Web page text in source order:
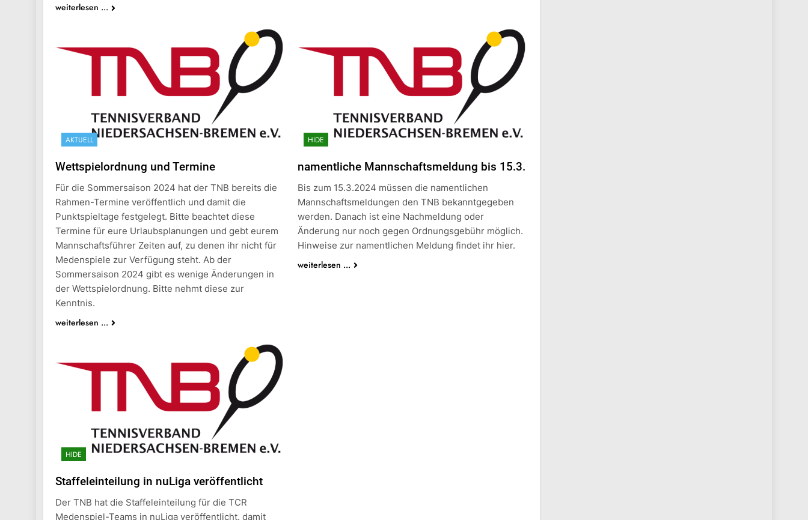
weiterlesen ...
AKTUELL
Wettspielordnung und Termine
Für die Sommersaison 2024 hat der TNB bereits die
Rahmen-Termine veröffentlich und damit die
Punktspieltage festgelegt. Bitte beachtet diese
Termine für eure Urlaubsplanungen und gebt eurem
Mannschaftsführer Zeiten auf, zu denen ihr nicht für
Medenspiele zur Verfügung steht. Ab der
Sommersaison 2024 gibt es wenige Änderungen in
der Wettspielordnung. Bitte nehmt diese zur
Kenntnis.
weiterlesen ...
HIDE
namentliche Mannschaftsmeldung bis 15.3.
Bis zum 15.3.2024 müssen die namentlichen
Mannschaftsmeldungen den TNB bekanntgegeben
werden. Danach ist eine Nachmeldung oder
Änderung nur noch gegen Ordnungsgebühr möglich.
Hinweise zur namentlichen Meldung findet ihr hier.
weiterlesen ...
HIDE
Staffeleinteilung in nuLiga veröffentlicht
Der TNB hat die Staffeleinteilung für die TCR
Medenspiel-Teams in nuLiga veröffentlicht. damit